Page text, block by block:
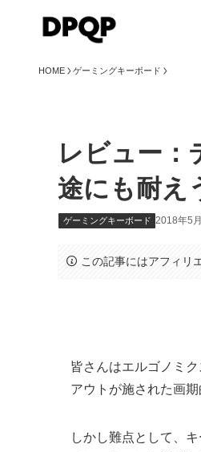
HOME ゲーミングキーボード
レビュー：
途にも耐え
ゲーミングキーボード 2018年5
この記事にはアフィリ
皆さんはエルゴノミ
アウトが施された画期
しかし難点として、